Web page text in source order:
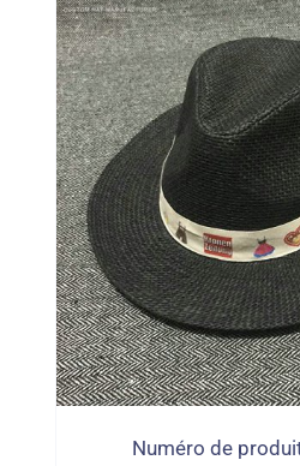
Numéro de